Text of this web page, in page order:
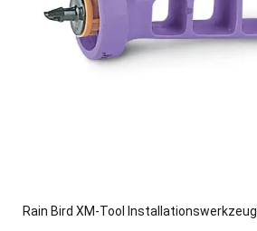
Rain Bird XM-Tool Installationswerkzeug